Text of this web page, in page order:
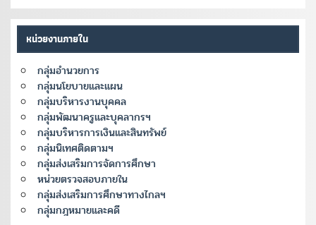
หน่วยงานภายใน
กลุ่มอำนวยการ
กลุ่มนโยบายและแผน
กลุ่มบริหารงานบุคคล
กลุ่มพัฒนาครูและบุคลากรฯ
กลุ่มบริหารการเงินและสินทรัพย์
กลุ่มนิเทศติดตามฯ
กลุ่มส่งเสริมการจัดการศึกษา
หน่วยตรวจสอบภายใน
กลุ่มส่งเสริมการศึกษาทางไกลฯ
กลุ่มกฎหมายและคดี